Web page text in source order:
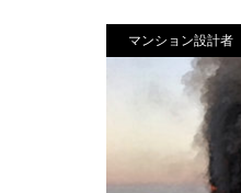
マンション設計者